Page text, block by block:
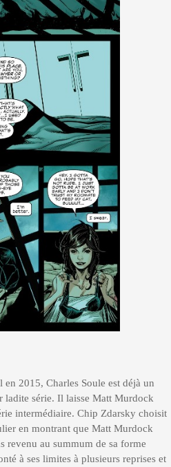
2015, Charles Soule est déjà un
ladite série. Il laisse Matt Murdock
intermédiaire. Chip Zdarsky choisit
en montrant que Matt Murdock
revenu au summum de sa forme
à ses limites à plusieurs reprises et